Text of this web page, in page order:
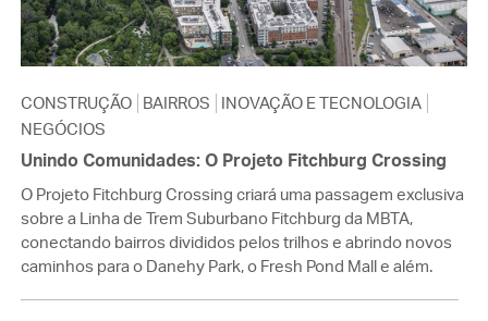
CONSTRUÇÃO BAIRROS
INOVAÇÃO E TECNOLOGIA
NEGÓCIOS
Unindo Comunidades: O Projeto Fitchburg Crossing
O Projeto Fitchburg Crossing criará uma passagem exclusiva
sobre a Linha de Trem Suburbano Fitchburg da MBTA,
conectando bairros divididos pelos trilhos e abrindo novos
caminhos para o Danehy Park, o Fresh Pond Mall e além.